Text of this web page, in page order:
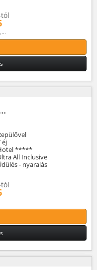
éj
*****
All Inclusive
- nyaralás